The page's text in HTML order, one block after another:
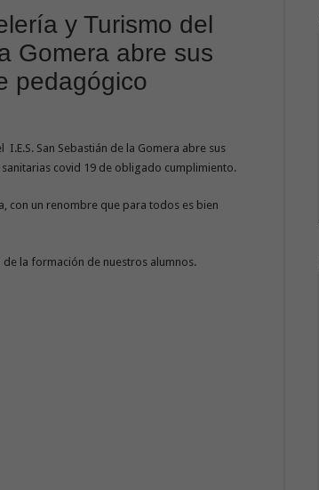
y Turismo del
Gomera abre sus
pedagógico
San Sebastián de la Gomera abre sus
covid 19 de obligado cumplimiento.
con un renombre que para todos es bien
la formación de nuestros alumnos.